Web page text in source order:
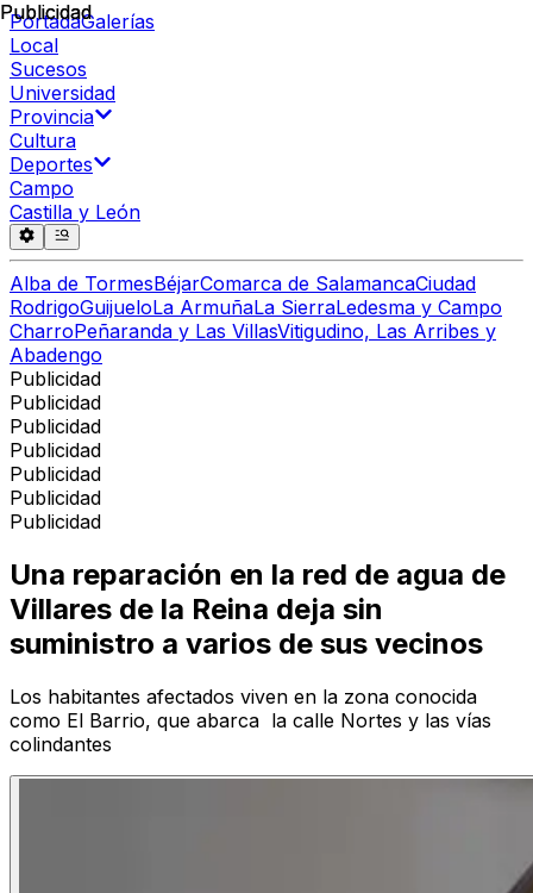
PortadaGalerías
Local
Sucesos
Universidad
Provincia
Cultura
Deportes
Campo
Castilla y León
Alba de TormesBéjarComarca de SalamancaCiudad
RodrigoGuijueloLa ArmuñaLa SierraLedesma y Campo
CharroPeñaranda y Las VillasVitigudino, Las Arribes y
Abadengo
Publicidad
Publicidad
Publicidad
Publicidad
Publicidad
Publicidad
Publicidad
Publicidad
Una reparación en la red de agua de
Villares de la Reina deja sin
suministro a varios de sus vecinos
Los habitantes afectados viven en la zona conocida
como El Barrio, que abarca la calle Nortes y las vías
colindantes
Publicidad